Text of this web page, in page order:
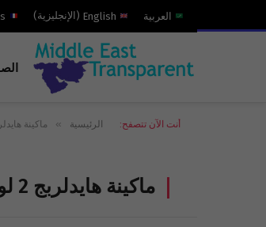
العربية English
( الإنجليزية)
أنت الآن تتصفح: الرئيسية » ماكينة هايدلربج
ماكينة هايدلربج 2 لون